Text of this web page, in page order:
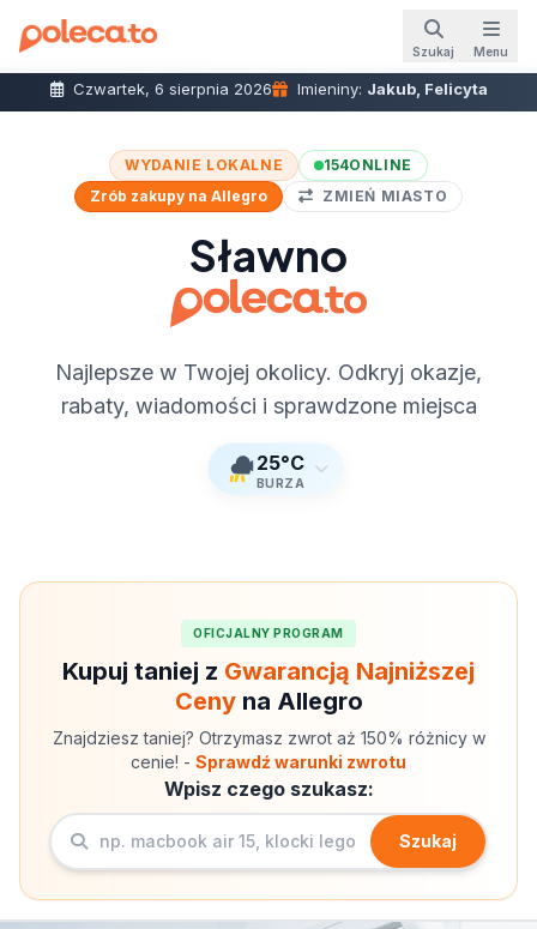
Szukaj Menu
Czwartek, 6 sierpnia 2026 Imieniny: Jakub, Felicyta
WYDANIE LOKALNE 154ONLINE
Zrób zakupy na Allegro
ZMIEŃ MIASTO
Sławno
Najlepsze w Twojej okolicy. Odkryj okazje,
rabaty, wiadomości i sprawdzone miejsca
25°C
BURZA
OFICJALNY PROGRAM
Kupuj taniej z Gwarancją Najniższej
Cenyna Allegro
Znajdziesz taniej? Otrzymasz zwrot aż 150% różnicy w
cenie! - Sprawdź warunki zwrotu
Wpisz czego szukasz:
Szukaj